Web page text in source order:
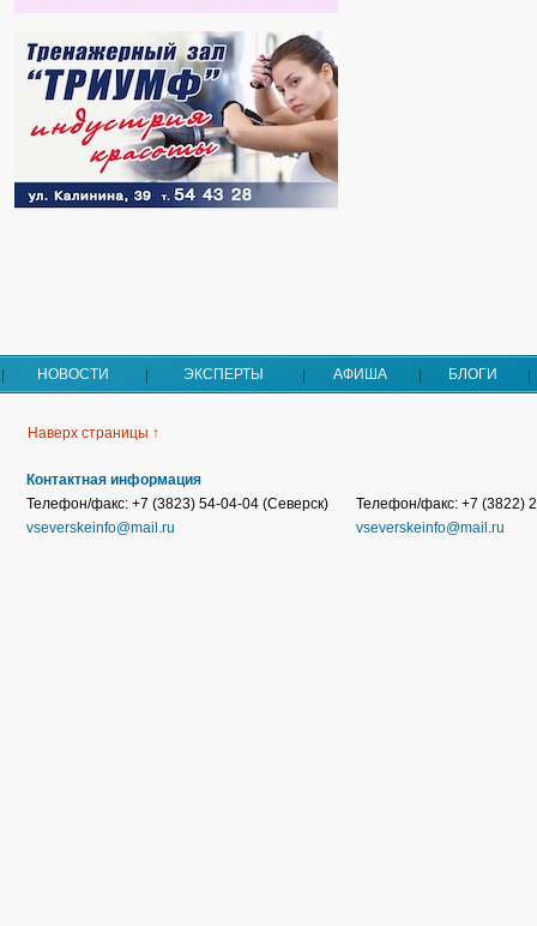
НОВОСТИ ЭКСПЕРТЫ АФИША БЛОГИ
Наверх страницы ↑
Контактная информация
Телефон/факс: +7 (3823) 54-04-04 (Северск)
vseverskeinfo@mail.ru
Телефон/факс: +7 (3822)
vseverskeinfo@mail.ru